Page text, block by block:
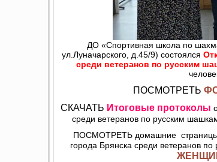
ДО «Спортивная школа по
ул.Луначарского, д.45/9) состоялся
среди ветеранов по русским
ПОСМОТРЕТЬ
СКАЧАТЬ Итоговые протоколы
среди ветеранов по русским
ПОСМОТРЕТЬ домашние страницы
города Брянска среди ветеранов